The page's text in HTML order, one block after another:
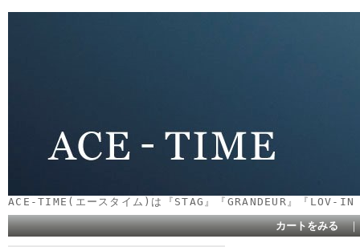
ACE-TIME(エースタイム)は『STAG』『GRANDEUR』『
カートをみる